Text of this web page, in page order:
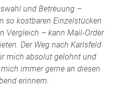
und Betreuung –
so kostbaren Einzelstücken
Vergleich – kann Mail-Order
Der Weg nach Karlsfeld
mich absolut gelohnt und
immer gerne an diesen
erinnern.